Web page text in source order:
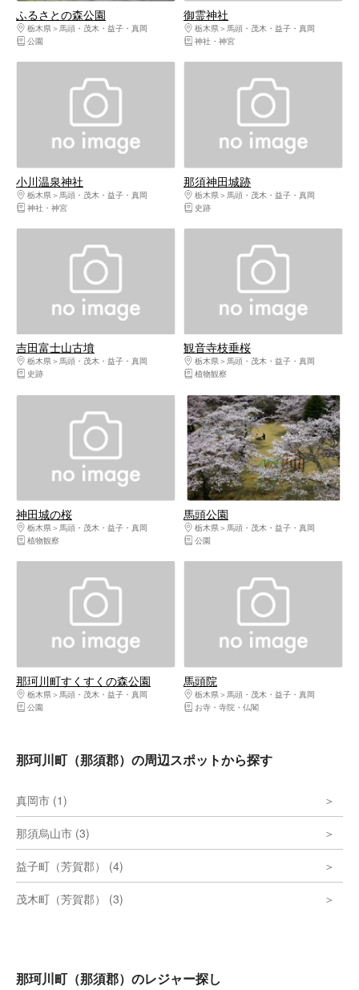
ふるさとの森公園
栃木県
馬頭・茂木・益子・真岡
公園
御霊神社
栃木県
馬頭・茂木・益子・真岡
神社・神宮
小川温泉神社
栃木県
馬頭・茂木・益子・真岡
神社・神宮
那須神田城跡
栃木県
馬頭・茂木・益子・真岡
史跡
吉田富士山古墳
栃木県
馬頭・茂木・益子・真岡
史跡
観音寺枝垂桜
栃木県
馬頭・茂木・益子・真岡
植物観察
神田城の桜
栃木県
馬頭・茂木・益子・真岡
植物観察
馬頭公園
栃木県
馬頭・茂木・益子・真岡
公園
那珂川町すくすくの森公園
栃木県
馬頭・茂木・益子・真岡
公園
馬頭院
栃木県
馬頭・茂木・益子・真岡
お寺・寺院・仏閣
那珂川町（那須郡）の周辺スポットから探す
真岡市 (1)
那須烏山市 (3)
益子町（芳賀郡） (4)
茂木町（芳賀郡） (3)
那珂川町（那須郡）のレジャー探し